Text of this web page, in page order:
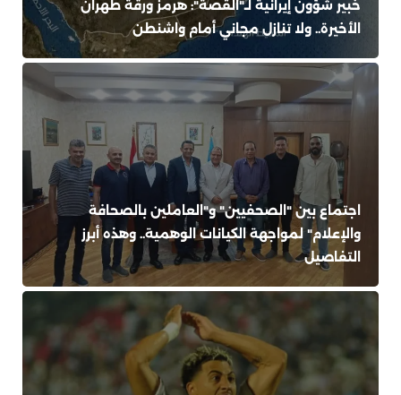
خبير شؤون إيرانية لـ"القصة": هرمز ورقة طهران
الأخيرة.. ولا تنازل مجاني أمام واشنطن
اجتماع بين "الصحفيين" و"العاملين بالصحافة
والإعلام" لمواجهة الكيانات الوهمية.. وهذه أبرز
التفاصيل